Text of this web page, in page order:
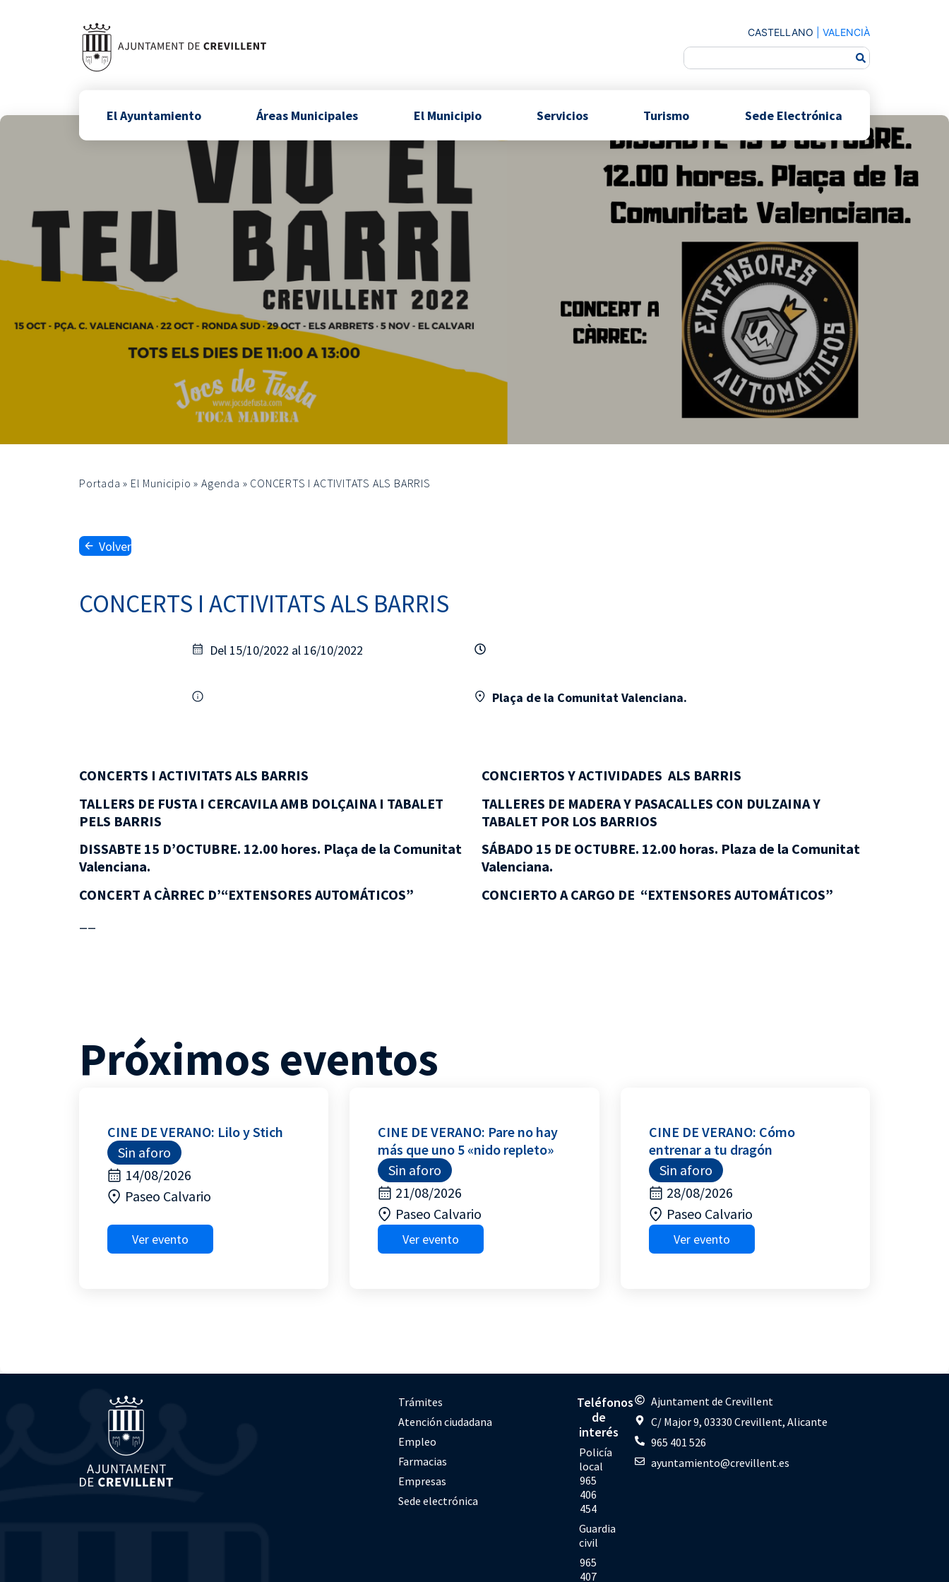
CASTELLANO VALENCIÀ
El Ayuntamiento Áreas Municipales El Municipio Servicios Turismo Sede Electrónica
Portada » El Municipio »Agenda » CONCERTS I ACTIVITATS ALS BARRIS
Volver
CONCERTS I ACTIVITATS ALS BARRIS
Del 15/10/2022 al 16/10/2022
Plaça de la Comunitat Valenciana.
CONCERTS I ACTIVITATS ALS BARRIS
TALLERS DE FUSTA I CERCAVILA AMB DOLÇAINA I TABALET
PELS BARRIS
DISSABTE 15 D’OCTUBRE. 12.00 hores. Plaça de la Comunitat
Valenciana.
CONCERT A CÀRREC D’“EXTENSORES AUTOMÁTICOS”
CONCIERTOS Y ACTIVIDADES ALS BARRIS
TALLERES DE MADERA Y PASACALLES CON DULZAINA Y
TABALET POR LOS BARRIOS
SÁBADO 15 DE OCTUBRE. 12.00 horas. Plaza de la Comunitat
Valenciana.
CONCIERTO A CARGO DE “EXTENSORES AUTOMÁTICOS”
Próximos eventos
CINE DE VERANO: Lilo y Stich
Sin aforo
14/08/2026
Paseo Calvario
Ver evento
CINE DE VERANO: Pare no hay
más que uno 5 «nido repleto»
Sin aforo
21/08/2026
Paseo Calvario
Ver evento
CINE DE VERANO: Cómo
entrenar a tu dragón
Sin aforo
28/08/2026
Paseo Calvario
Ver evento
Trámites
Atención ciudadana
Empleo
Farmacias
Empresas
Sede electrónica
Teléfonos
de
interés
Policía
local
965
406
454
Guardia
civil
965
407
Ajuntament de Crevillent
C/ Major 9, 03330 Crevillent, Alicante
965 401 526
ayuntamiento@crevillent.es